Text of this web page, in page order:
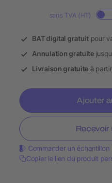
sans TVA (HT)
BAT digital gratuitpour
Annulation gratuite
Livraison gratuite à
Ajouter
Recevoir
Commander un échantillon
Copier le lien du produit